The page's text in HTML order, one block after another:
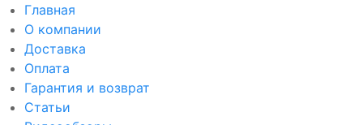
Главная
О компании
Доставка
Оплата
Гарантия и возврат
Статьи